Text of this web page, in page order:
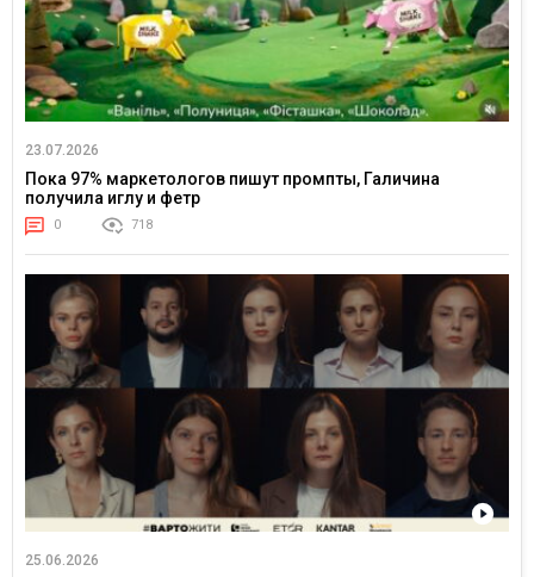
23.07.2026
Пока 97% маркетологов пишут промпты, Галичина
получила иглу и фетр
0 718
25.06.2026